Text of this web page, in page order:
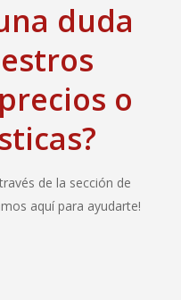
duda
o
de la sección de
aquí para ayudarte!